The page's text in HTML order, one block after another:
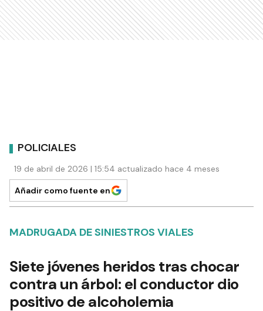
POLICIALES
19 de abril de 2026 | 15:54 actualizado hace 4 meses
Añadir como fuente en
MADRUGADA DE SINIESTROS VIALES
Siete jóvenes heridos tras chocar
contra un árbol: el conductor dio
positivo de alcoholemia